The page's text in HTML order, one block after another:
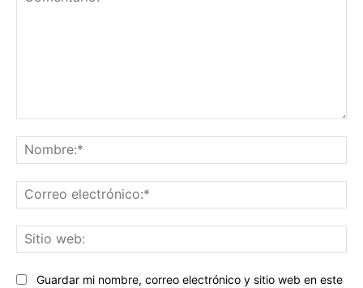
Guardar mi nombre, correo electrónico y sitio web en este